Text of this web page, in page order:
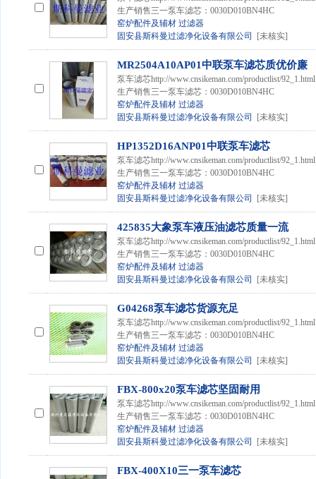
生产销售三一泵车滤芯：0030D010BN4HC
窑炉配件及辅材 过滤器
固安县斯科曼过滤净化设备有限公司
[未核实]
MR2504A10AP01中联泵车滤芯质优价廉
泵车滤芯http://www.cnsikeman.com/productlist/
生产销售三一泵车滤芯：0030D010BN4HC
窑炉配件及辅材 过滤器
固安县斯科曼过滤净化设备有限公司
[未核实]
HP1352D16ANP01中联泵车滤芯
泵车滤芯http://www.cnsikeman.com/productlist/
生产销售三一泵车滤芯：0030D010BN4HC
窑炉配件及辅材 过滤器
固安县斯科曼过滤净化设备有限公司
[未核实]
425835大象泵车液压油滤芯质量一流
泵车滤芯http://www.cnsikeman.com/productlist/
生产销售三一泵车滤芯：0030D010BN4HC
窑炉配件及辅材 过滤器
固安县斯科曼过滤净化设备有限公司
[未核实]
G04268泵车滤芯货源充足
泵车滤芯http://www.cnsikeman.com/productlist/
生产销售三一泵车滤芯：0030D010BN4HC
窑炉配件及辅材 过滤器
固安县斯科曼过滤净化设备有限公司
[未核实]
FBX-800x20泵车滤芯坚固耐用
泵车滤芯http://www.cnsikeman.com/productlist/
生产销售三一泵车滤芯：0030D010BN4HC
窑炉配件及辅材 过滤器
固安县斯科曼过滤净化设备有限公司
[未核实]
FBX-400X10三一泵车滤芯